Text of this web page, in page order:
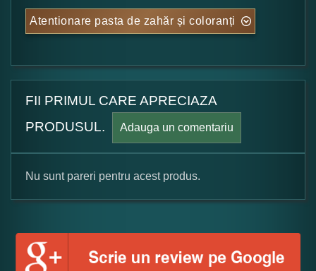
Atentionare pasta de zahăr și coloranți
FII PRIMUL CARE APRECIAZA
PRODUSUL.
Adauga un comentariu
Formular pareri client
Numele dumneavoastra:
Nu sunt pareri pentru acest produs.